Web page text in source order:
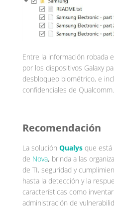
Entre la información robada
por los dispositivos Galaxy
desbloqueo biométrico, e
confidenciales de Qualcomm.
Recomendación
La solución Qualys que está
de Nova, brinda a las
de TI, seguridad y
hasta la detección y la
características como
administración de